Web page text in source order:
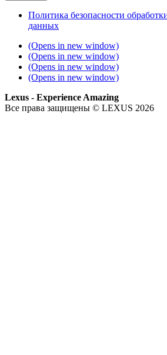
Политика безопасности
данных
(Opens in new window)
(Opens in new window)
(Opens in new window)
(Opens in new window)
Lexus - Experience Amazing
Все права защищены © LEXUS 2026